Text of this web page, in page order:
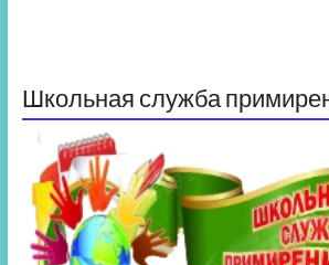
Школьная служба